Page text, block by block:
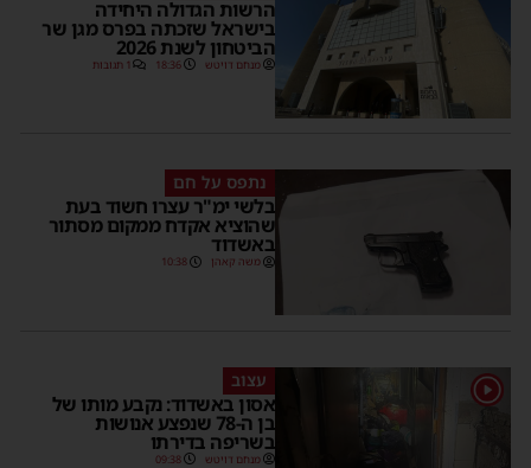
הרשות הגדולה היחידה
בישראל שזכתה בפרס מגן שר
הביטחון לשנת 2026
מנחם דויטש 18:36 1 תגובות
נתפס על חם
בלשי ימ"ר עצרו חשוד בעת
שהוציא אקדח ממקום מסתור
באשדוד
משה קאהן 10:38
עצוב
אסון באשדוד: נקבע מותו של
בן ה-78 שנפצע אנושות
בשריפה בדירתו
מנחם דויטש 09:38